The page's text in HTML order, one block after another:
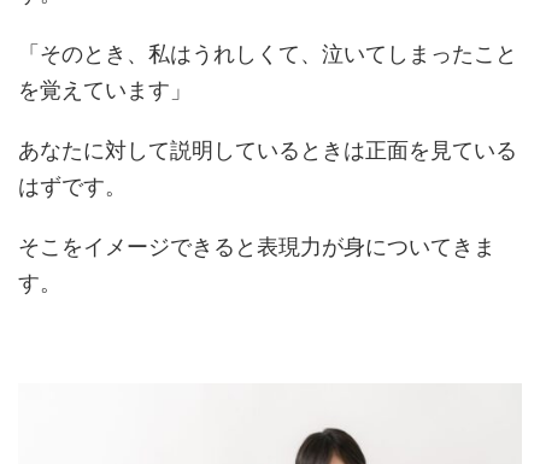
「そのとき、私はうれしくて、泣いてしまったこと
を覚えています」
あなたに対して説明しているときは正面を見ている
はずです。
そこをイメージできると表現力が身についてきま
す。